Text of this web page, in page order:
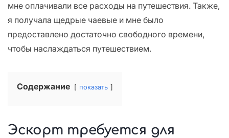
мне оплачивали все расходы на путешествия. Также,
я получала щедрые чаевые и мне было
предоставлено достаточно свободного времени,
чтобы наслаждаться путешествием.
Содержание показать
Эскорт требуется для